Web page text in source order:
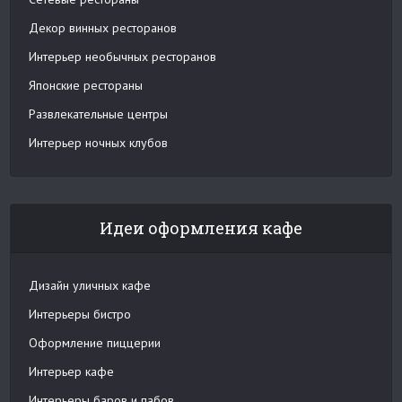
Декор винных ресторанов
Интерьер необычных ресторанов
Японские рестораны
Развлекательные центры
Интерьер ночных клубов
Идеи оформления кафе
Дизайн уличных кафе
Интерьеры бистро
Оформление пиццерии
Интерьер кафе